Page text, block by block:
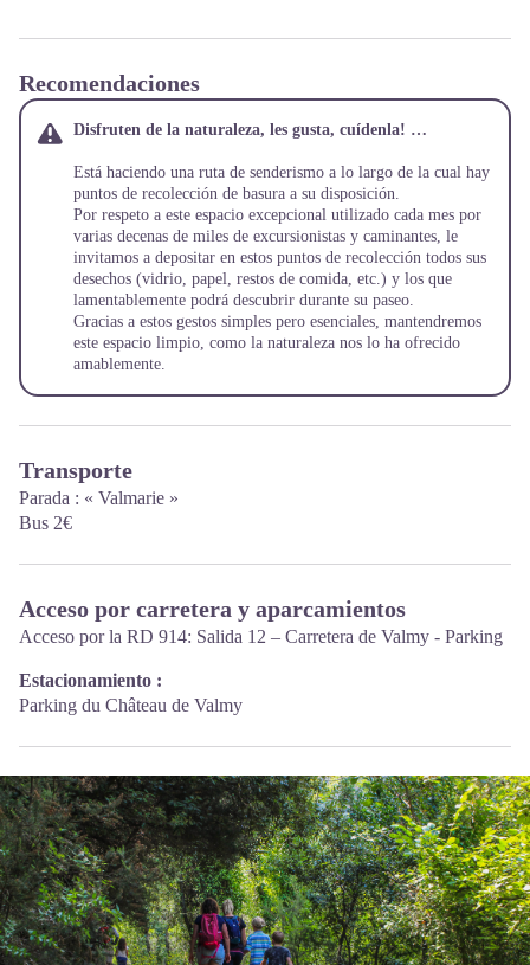
Recomendaciones
Disfruten de la naturaleza, les gusta, cuídenla! …
Está haciendo una ruta de senderismo a lo largo de la cual hay
puntos de recolección de basura a su disposición.
Por respeto a este espacio excepcional utilizado cada mes por
varias decenas de miles de excursionistas y caminantes, le
invitamos a depositar en estos puntos de recolección todos sus
desechos (vidrio, papel, restos de comida, etc.) y los que
lamentablemente podrá descubrir durante su paseo.
Gracias a estos gestos simples pero esenciales, mantendremos
este espacio limpio, como la naturaleza nos lo ha ofrecido
amablemente.
Transporte
Parada : « Valmarie »
Bus 2€
Acceso por carretera y aparcamientos
Acceso por la RD 914: Salida 12 – Carretera de Valmy - Parking
Estacionamiento :
Parking du Château de Valmy